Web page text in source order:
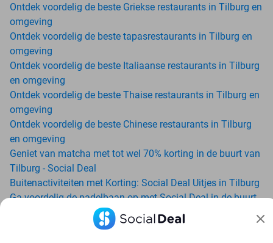
Ontdek voordelig de beste Griekse restaurants in Tilburg en
omgeving
Ontdek voordelig de beste tapasrestaurants in Tilburg en
omgeving
Ontdek voordelig de beste Italiaanse restaurants in Tilburg
en omgeving
Ontdek voordelig de beste Thaise restaurants in Tilburg en
omgeving
Ontdek voordelig de beste Chinese restaurants in Tilburg
en omgeving
Geniet van matcha met tot wel 70% korting in de buurt van
Tilburg - Social Deal
Buitenactiviteiten met Korting: Social Deal Uitjes in Tilburg
Ga voordelig de padelbaan op met Social Deal in de buurt
Geniet van je vakantie in Tilburg in Nederland met Social